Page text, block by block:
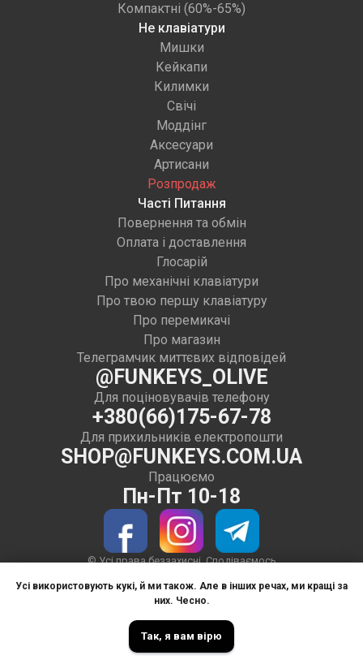
Усі використовують кукі, й ми також. Але в інших речах, ми кращі за
них. Чесно.
Так, я вам вірю
Компактні (60%-65%)
Не клавіатури
Мишки
Кейкапи
Килимки
Свічі
Моддінг
Аксесуари
Артисани
Розпродаж
Часті Питання
Повернення та обмін
Оплата і доставлення
Глосарій
Про механічні клавіатури
Про твою першу клавіатуру
Про перемикачі
Про магазин
Телеграмчик миттєвих відповідей
@FUNKEYS_OLIVE
Для поціновувачів телефону
+380(66)175-67-78
Для прихильників електропошти
SHOP@FUNKEYS.COM.UA
Працюємо
Пн-Пт 10-18
© Усі права беззахисні. Сподіваємось
Використовуємо тире в текстах на сайті